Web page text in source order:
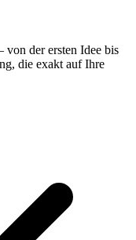
von der ersten Idee bis
die exakt auf Ihre